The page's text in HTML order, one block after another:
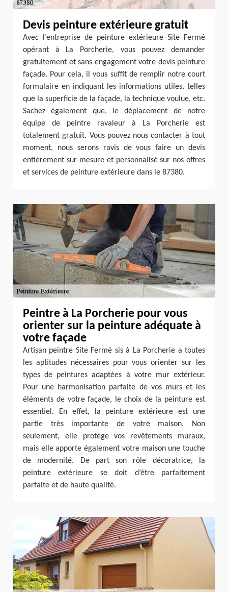
Devis peinture extérieure gratuit
Avec l’entreprise de peinture extérieure Site Fermé
opérant à La Porcherie, vous pouvez demander
gratuitement et sans engagement votre devis peinture
façade. Pour cela, il vous suffit de remplir notre court
formulaire en indiquant les informations utiles, telles
que la superficie de la façade, la technique voulue, etc.
Sachez également que, le déplacement de notre
équipe de peintre ravaleur à La Porcherie est
totalement gratuit. Vous pouvez nous contacter à tout
moment, nous serons ravis de vous faire un devis
entièrement sur-mesure et personnalisé sur nos offres
et services de peinture extérieure dans le 87380.
Peintre à La Porcherie pour vous
orienter sur la peinture adéquate à
votre façade
Artisan peintre Site Fermé sis à La Porcherie a toutes
les aptitudes nécessaires pour vous orienter sur les
types de peintures adaptées à votre mur extérieur.
Pour une harmonisation parfaite de vos murs et les
éléments de votre façade, le choix de la peinture est
essentiel. En effet, la peinture extérieure est une
partie très importante de votre maison. Non
seulement, elle protège vos revêtements muraux,
mais elle apporte également votre maison une touche
de modernité. De part son rôle décoratrice, la
peinture extérieure se doit d’être parfaitement
parfaite et de haute qualité.